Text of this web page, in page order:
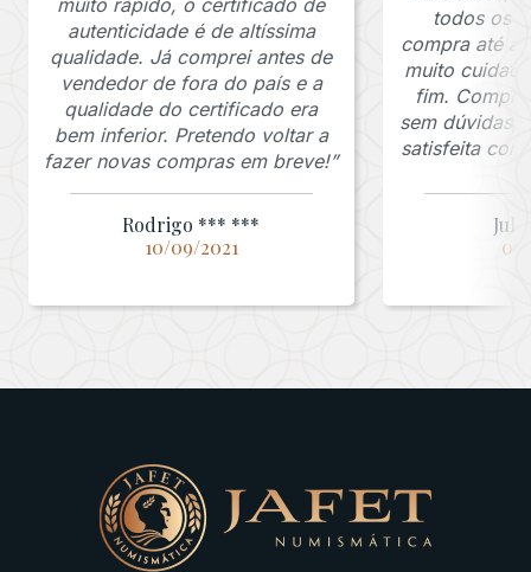
autenticidade é de altíssima
qualidade. Já comprei antes de
vendedor de fora do país e a
qualidade do certificado era
bem inferior. Pretendo voltar a
fazer novas compras em breve!”
Rodrigo *** ***
10/09/2021
todos os
compra até a
muito
fim.
sem dúvidas,
satisfeita com
03/